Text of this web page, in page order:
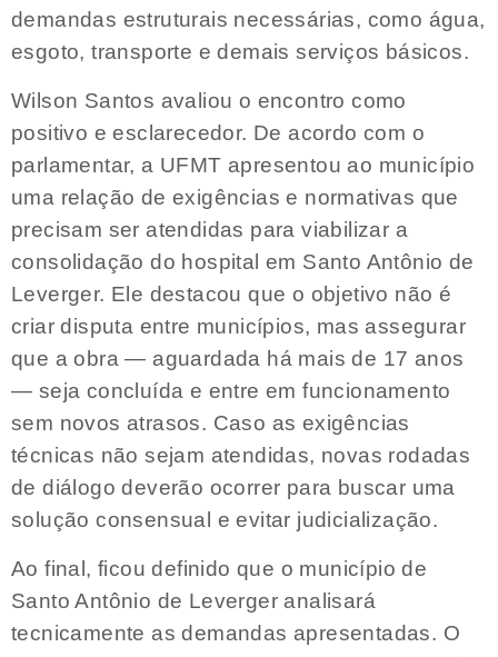
demandas estruturais necessárias, como água,
esgoto, transporte e demais serviços básicos.
Wilson Santos avaliou o encontro como
positivo e esclarecedor. De acordo com o
parlamentar, a UFMT apresentou ao município
uma relação de exigências e normativas que
precisam ser atendidas para viabilizar a
consolidação do hospital em Santo Antônio de
Leverger. Ele destacou que o objetivo não é
criar disputa entre municípios, mas assegurar
que a obra — aguardada há mais de 17 anos
— seja concluída e entre em funcionamento
sem novos atrasos. Caso as exigências
técnicas não sejam atendidas, novas rodadas
de diálogo deverão ocorrer para buscar uma
solução consensual e evitar judicialização.
Ao final, ficou definido que o município de
Santo Antônio de Leverger analisará
tecnicamente as demandas apresentadas. O